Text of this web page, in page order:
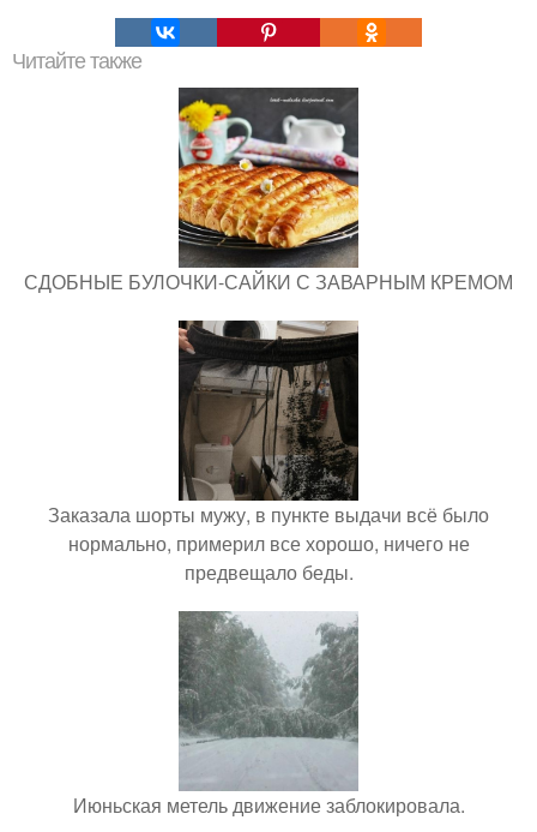
Читайте также
СДОБНЫЕ БУЛОЧКИ-САЙКИ С ЗАВАРНЫМ КРЕМОМ
Заказала шорты мужу, в пункте выдачи всё было
нормально, примерил все хорошо, ничего не
предвещало беды.
Июньская метель движение заблокировала.